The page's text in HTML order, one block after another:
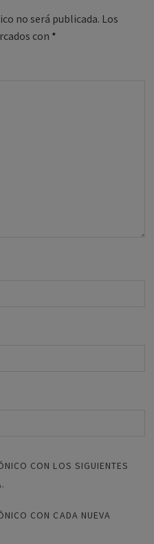
no será publicada. Los
con *
CON LOS SIGUIENTES
CON CADA NUEVA